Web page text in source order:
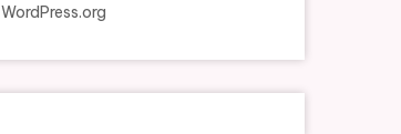
WordPress.org